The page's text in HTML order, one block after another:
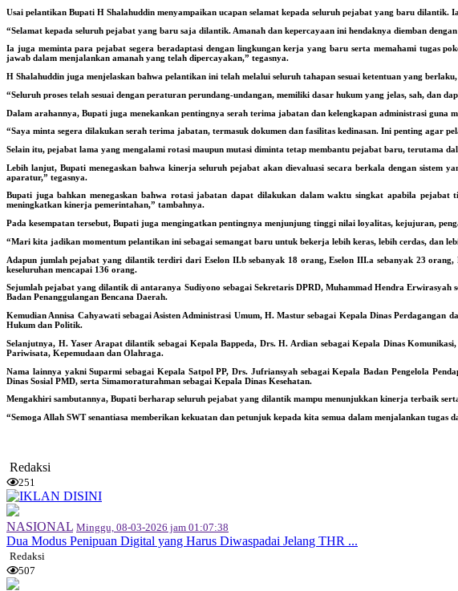
Usai pelantikan Bupati H Shalahuddin menyampaikan ucapan selamat kepada seluruh pejabat yang baru
“Selamat kepada seluruh pejabat yang baru saja dilantik. Amanah dan kepercayaan ini hendaknya diemban
Ia juga meminta para pejabat segera beradaptasi dengan lingkungan kerja yang baru serta memahami tugas
jawab dalam menjalankan amanah yang telah dipercayakan,” tegasnya.
H Shalahuddin juga menjelaskan bahwa pelantikan ini telah melalui seluruh tahapan sesuai ketentuan yang
“Seluruh proses telah sesuai dengan peraturan perundang-undangan, memiliki dasar hukum yang jelas, sah, dan
Dalam arahannya, Bupati juga menekankan pentingnya serah terima jabatan dan kelengkapan administrasi guna
“Saya minta segera dilakukan serah terima jabatan, termasuk dokumen dan fasilitas kedinasan. Ini penting agar
Selain itu, pejabat lama yang mengalami rotasi maupun mutasi diminta tetap membantu pejabat baru, terutama
Lebih lanjut, Bupati menegaskan bahwa kinerja seluruh pejabat akan dievaluasi secara berkala dengan sistem
aparatur,” tegasnya.
Bupati juga bahkan menegaskan bahwa rotasi jabatan dapat dilakukan dalam waktu singkat apabila
meningkatkan kinerja pemerintahan,” tambahnya.
Pada kesempatan tersebut, Bupati juga mengingatkan pentingnya menjunjung tinggi nilai loyalitas, kejujuran,
“Mari kita jadikan momentum pelantikan ini sebagai semangat baru untuk bekerja lebih keras, lebih cerdas, dan
Adapun jumlah pejabat yang dilantik terdiri dari Eselon II.b sebanyak 18 orang, Eselon III.a sebanyak 23
keseluruhan mencapai 136 orang.
Sejumlah pejabat yang dilantik di antaranya Sudiyono sebagai Sekretaris DPRD, Muhammad Hendra
Badan Penanggulangan Bencana Daerah.
Kemudian Annisa Cahyawati sebagai Asisten Administrasi Umum, H. Mastur sebagai Kepala Dinas
Hukum dan Politik.
Selanjutnya, H. Yaser Arapat dilantik sebagai Kepala Bappeda, Drs. H. Ardian sebagai Kepala Dinas
Pariwisata, Kepemudaan dan Olahraga.
Nama lainnya yakni Suparmi sebagai Kepala Satpol PP, Drs. Jufriansyah sebagai Kepala Badan Pengelola
Dinas Sosial PMD, serta Simamoraturahman sebagai Kepala Dinas Kesehatan.
Mengakhiri sambutannya, Bupati berharap seluruh pejabat yang dilantik mampu menunjukkan kinerja terbaik
“Semoga Allah SWT senantiasa memberikan kekuatan dan petunjuk kepada kita semua dalam menjalankan
Redaksi
251
NASIONAL Minggu, 08-03-2026 jam 01:07:38
Dua Modus Penipuan Digital yang Harus Diwaspadai Jelang THR ...
Redaksi
507